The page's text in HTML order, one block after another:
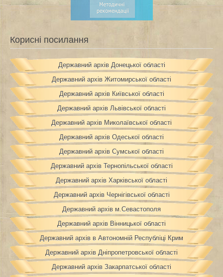
Корисні посилання
Державний архів Донецької області
Державний архів Житомирської області
Державний архів Київської області
Державний архів Львівської області
Державний архів Миколаївської області
Державний архів Одеської області
Державний архів Сумської області
Державний архів Тернопільської області
Державний архів Харківської області
Державний архів Чернігівської області
Державний архів м.Севастополя
Державний архів Вінницької області
Державний архів в Автономній Республіці Крим
Державний архів Дніпропетровської області
Державний архів Закарпатської області